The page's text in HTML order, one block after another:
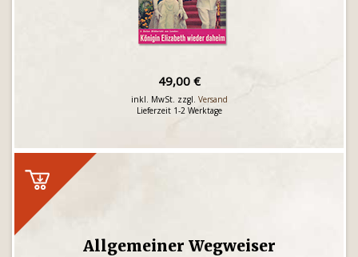
49,00 €
inkl. MwSt. zzgl. Versand
Lieferzeit 1-2 Werktage
Allgemeiner Wegweiser